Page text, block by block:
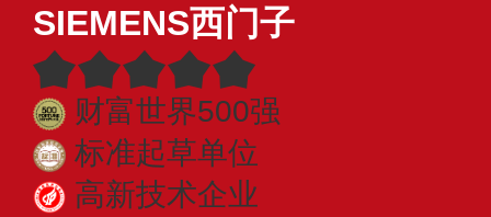
SIEMENS西门子
财富世界500强
标准起草单位
高新技术企业